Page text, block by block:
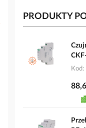
PRODUKTY
Kod